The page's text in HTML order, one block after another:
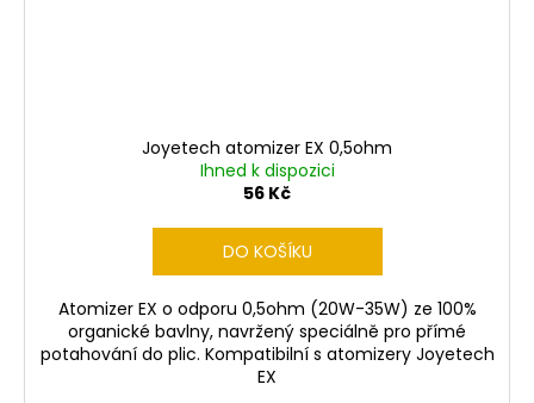
Joyetech atomizer EX 0,5ohm
Ihned k dispozici
56 Kč
DO KOŠÍKU
Atomizer EX o odporu 0,5ohm (20W-35W) ze 100%
organické bavlny, navržený speciálně pro přímé
potahování do plic. Kompatibilní s atomizery Joyetech
EX